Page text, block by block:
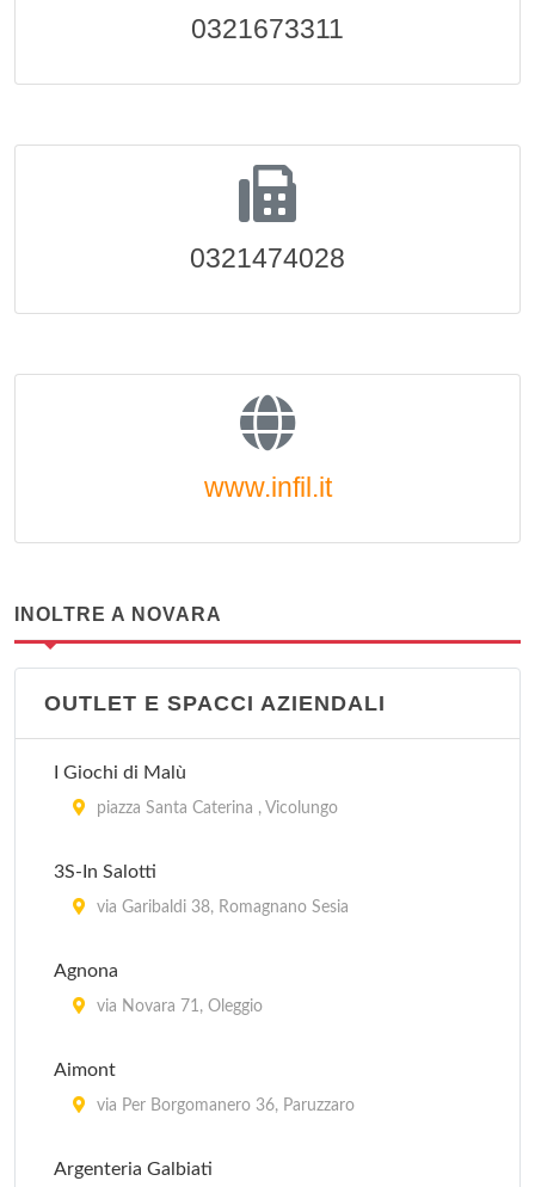
0321673311
0321474028
www.infil.it
INOLTRE A NOVARA
OUTLET E SPACCI AZIENDALI
I Giochi di Malù
piazza Santa Caterina , Vicolungo
3S-In Salotti
via Garibaldi 38, Romagnano Sesia
Agnona
via Novara 71, Oleggio
Aimont
via Per Borgomanero 36, Paruzzaro
Argenteria Galbiati